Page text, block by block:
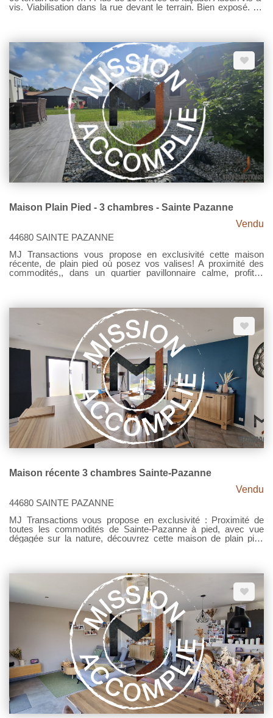
vis. Viabilisation dans la rue devant le terrain. Bien exposé. En
Contactez MJ TRANSACTIONS. Prix 106 000€ Net vendeur -
Honoraires 6.60% TTC à la charge de l'acquéreur État des
risques et pollutions- Les informations sur les risques auxquels
ce bien est exposé sont disponibles sur le site Géorisques :
www.georisques.gouv.fr.
Maison Plain Pied - 3 chambres - Sainte Pazanne
Vendu
44680 SAINTE PAZANNE
MJ Transactions vous propose en exclusivité cette maison
récente, de plain pied où posez vos valises! A proximité des
commodités,, dans un quartier pavillonnaire calme, profitez
familiale. Garage. Cabanon. Terrain 476m² clos arboré avec une
terrasse exposée Sud. Store banne. Aucun vis à vis. Pour le
reste, une visite? Contactez MJ TRANSACTIONS Prix 300
000€ Net vendeur - Honoraires 4.83% TTC à la charge de
l'acquéreur État des risques et pollutions. Les informations sur
les risques auxquels ce bien est exposé sont disponibles sur le
site Géorisques : www.georisques.gouv.fr.
Maison récente 3 chambres Sainte-Pazanne
Vendu
44680 SAINTE PAZANNE
MJ Transactions vous propose en exclusivité : Proximité de
toutes les commodités de Sainte-Pazanne à pied, avec vue
dégagée sur la nature, découvrez cette maison de plain pied
chambres, salle de bain douche et baignoire, WC. Garage de
30m². Laissez vous séduire par tous les avantages de la
maison récente avec chauffage au sol par pompe à chaleur,
terrasse carrelée, clôtures faites, enrobé... Pour le reste, une
visite ? Contactez MJ Transactions. Prix 340.000€ Net Vendeur
risques et pollutions - Les informations sur les risques auxquels
ce bien est exposé sont disponibles sur le site Géorisques :
www.georisques.gouv.fr.